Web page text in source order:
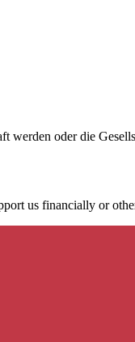
oder die
us financially or